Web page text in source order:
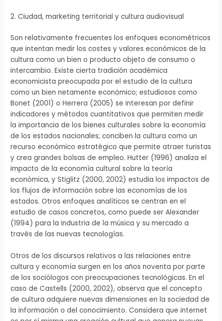
2. Ciudad, marketing territorial y cultura audiovisual
Son relativamente frecuentes los enfoques econométricos
que intentan medir los costes y valores económicos de la
cultura como un bien o producto objeto de consumo o
intercambio. Existe cierta tradición académica
economicista preocupada por el estudio de la cultura
como un bien netamente económico; estudiosos como
Bonet (2001) o Herrera (2005) se interesan por definir
indicadores y métodos cuantitativos que permiten medir
la importancia de los bienes culturales sobre la economía
de los estados nacionales; conciben la cultura como un
recurso económico estratégico que permite atraer turistas
y crea grandes bolsas de empleo. Hutter (1996) analiza el
impacto de la economía cultural sobre la teoría
económica, y Stiglitz (2000, 2002) estudia los impactos de
los flujos de información sobre las economías de los
estados. Otros enfoques analíticos se centran en el
estudio de casos concretos, como puede ser Alexander
(1994) para la industria de la música y su mercado a
través de las nuevas tecnologías.
Otros de los discursos relativos a las relaciones entre
cultura y economía surgen en los años noventa por parte
de los sociólogos con preocupaciones tecnológicas. En el
caso de Castells (2000, 2002), observa que el concepto
de cultura adquiere nuevas dimensiones en la sociedad de
la información o del conocimiento. Considera que internet